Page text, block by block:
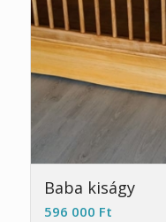
Baba kiságy
596 000 Ft